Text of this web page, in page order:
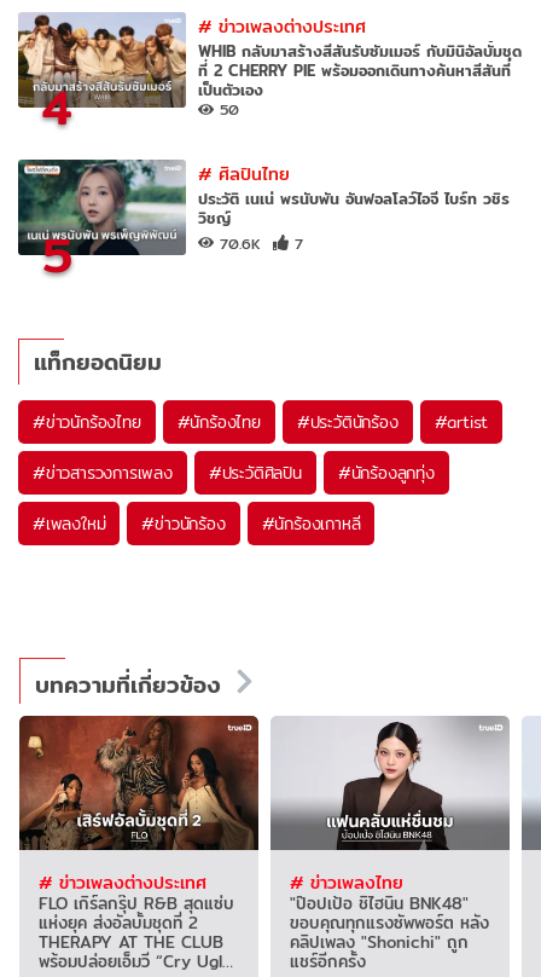
4
#ข่าวเพลงต่างประเทศ
WHIB กลับมาสร้างสีสันรับซัมเมอร์ กับมินิอัลบั้มชุด
ที่ 2 CHERRY PIE พร้อมออกเดินทางค้นหาสีสันที่
เป็นตัวเอง
50
5
#ศิลปินไทย
ประวัติ เนเน่ พรนับพัน อันฟอลโลว์ไอจี ไบร์ท วชิร
วิชญ์
70.6K 7
แท็กยอดนิยม
#ข่าวนักร้องไทย #นักร้องไทย #ประวัตินักร้อง #artist
#ข่าวสารวงการเพลง #ประวัติศิลปิน #นักร้องลูกทุ่ง
#เพลงใหม่ #ข่าวนักร้อง #นักร้องเกาหลี
บทความที่เกี่ยวข้อง
# ข่าวเพลงต่างประเทศ
FLO เกิร์ลกรุ๊ป R&B สุดแซ่บ
แห่งยุค ส่งอัลบั้มชุดที่ 2
THERAPY AT THE CLUB
พร้อมปล่อยเอ็มวี “Cry Ugly”
# ข่าวเพลงไทย
"ป๊อปเป้อ ชิไฮนิน BNK48"
ขอบคุณทุกแรงซัพพอร์ต หลัง
คลิปเพลง "Shonichi" ถูก
แชร์อีกครั้ง